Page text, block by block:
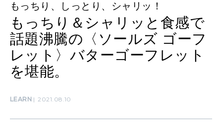
女神まり愛のタロットメッセージ
算命学がわかる今月のあなた
LEARN
知る、考える
もっちり、しっとり、シャリッ！
もっちり＆シャリッと食感で
話題沸騰の〈ソールズ ゴーフ
レット〉バターゴーフレット
を堪能。
LEARN 2021.08.10